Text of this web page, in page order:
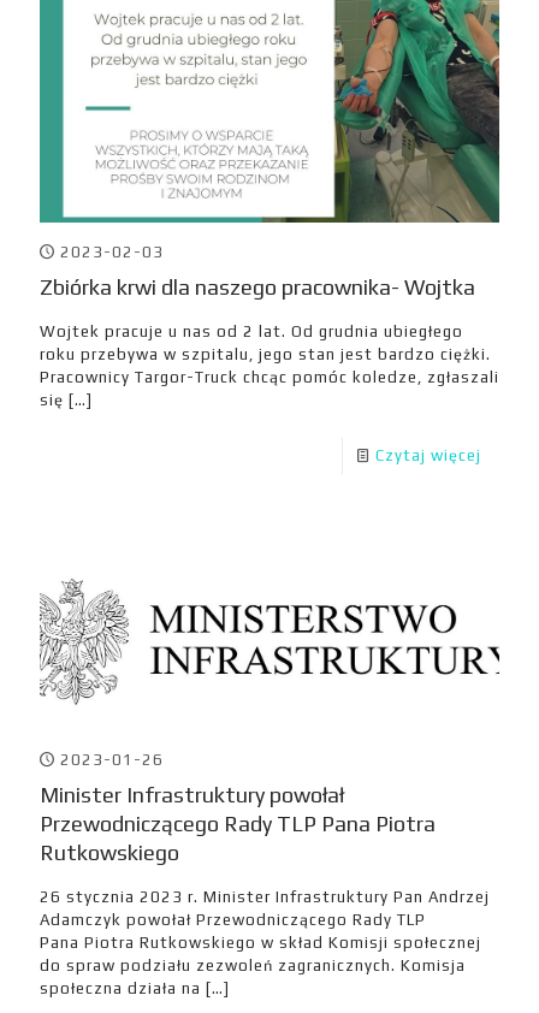
2023-02-03
Zbiórka krwi dla naszego pracownika- Wojtka
Wojtek pracuje u nas od 2 lat. Od grudnia ubiegłego
roku przebywa w szpitalu, jego stan jest bardzo ciężki.
Pracownicy Targor-Truck chcąc pomóc koledze, zgłaszali
się […]
Czytaj więcej
2023-01-26
Minister Infrastruktury powołał
Przewodniczącego Rady TLP Pana Piotra
Rutkowskiego
26 stycznia 2023 r. Minister Infrastruktury Pan Andrzej
Adamczyk powołał Przewodniczącego Rady TLP
Pana Piotra Rutkowskiego w skład Komisji społecznej
do spraw podziału zezwoleń zagranicznych. Komisja
społeczna działa na […]